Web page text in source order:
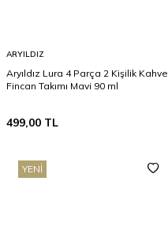
ARYILDIZ
Aryıldız Lura 4 Parça 2 Kişilik Kahve
Fincan Takımı Mavi 90 ml
499,00 TL
YENI